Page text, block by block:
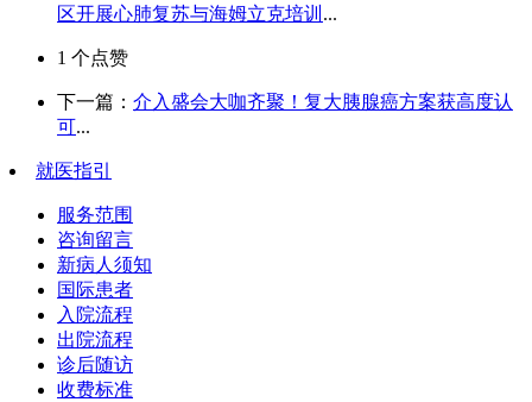
区开展心肺复苏与海姆立克培训 ...
1 个点赞
下一篇： 介入盛会大咖齐聚！复大胰腺癌方案获高度认
可...
就医指引
服务范围
咨询留言
新病人须知
国际患者
入院流程
出院流程
诊后随访
收费标准